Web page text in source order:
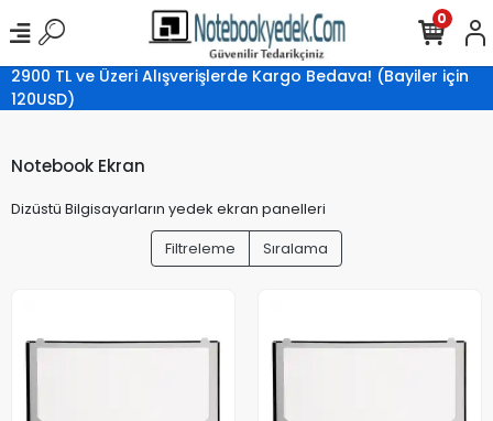
2900 TL ve Üzeri Alışverişlerde Kargo Bedava! (Bayiler için
120USD)
0
Notebook Ekran
Dizüstü Bilgisayarların yedek ekran panelleri
Filtreleme
Sıralama